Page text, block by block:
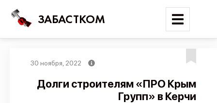
ЗАБАСТКОМ
Поиск
30 ноября, 2022
Долги строителям «ПРО Крым
Групп» в Керчи